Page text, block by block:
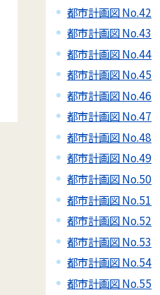
都市計画図 No.42
都市計画図 No.43
都市計画図 No.44
都市計画図 No.45
都市計画図 No.46
都市計画図 No.47
都市計画図 No.48
都市計画図 No.49
都市計画図 No.50
都市計画図 No.51
都市計画図 No.52
都市計画図 No.53
都市計画図 No.54
都市計画図 No.55